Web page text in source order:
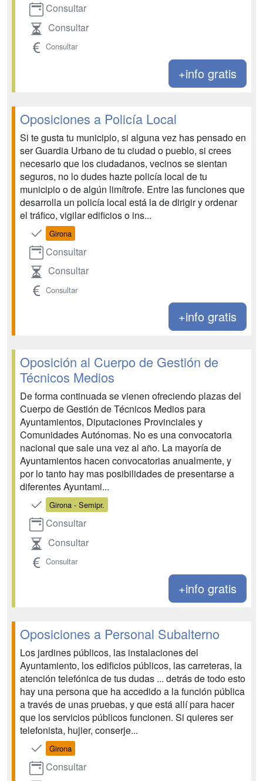
Consultar
Consultar
Consultar
+info gratis
Oposiciones a Policía Local
Si te gusta tu municipio, si alguna vez has pensado en
ser Guardia Urbano de tu ciudad o pueblo, si crees
necesario que los ciudadanos, vecinos se sientan
seguros, no lo dudes hazte policía local de tu
municipio o de algún limítrofe. Entre las funciones que
desarrolla un policía local está la de dirigir y ordenar
el tráfico, vigilar edificios o ins...
Girona
Consultar
Consultar
Consultar
+info gratis
Oposición al Cuerpo de Gestión de
Técnicos Medios
De forma continuada se vienen ofreciendo plazas del
Cuerpo de Gestión de Técnicos Medios para
Ayuntamientos, Diputaciones Provinciales y
Comunidades Autónomas. No es una convocatoria
nacional que sale una vez al año. La mayoría de
Ayuntamientos hacen convocatorias anualmente, y
por lo tanto hay mas posibilidades de presentarse a
diferentes Ayuntami...
Girona - Semipr.
Consultar
Consultar
Consultar
+info gratis
Oposiciones a Personal Subalterno
Los jardines públicos, las instalaciones del
Ayuntamiento, los edificios públicos, las carreteras, la
atención telefónica de tus dudas ... detrás de todo esto
hay una persona que ha accedido a la función pública
a través de unas pruebas, y que está allí para hacer
que los servicios públicos funcionen. Si quieres ser
telefonista, hujier, conserje...
Girona
Consultar